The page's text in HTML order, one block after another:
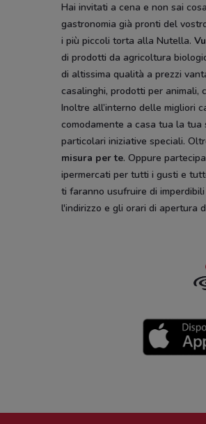
Hai invitati a cena e non sai
gastronomia già pronti del
i più piccoli torta alla Nutella.
di prodotti da agricoltura
di altissima qualità a prezzi
casalinghi, prodotti per animali,
Inoltre all’interno delle migliori
comodamente a casa tua la tua
particolari iniziative speciali.
misura per te. Oppure
ipermercati per tutti i gusti e
ti faranno usufruire di
l'indirizzo e gli orari di apertura